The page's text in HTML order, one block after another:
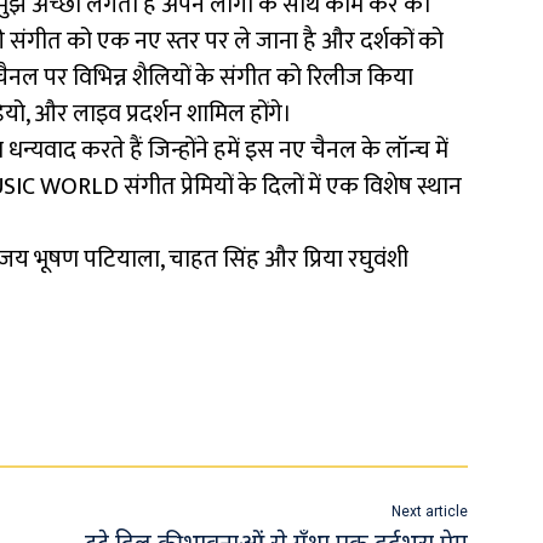
संगीत को एक नए स्तर पर ले जाना है और दर्शकों को
पर विभिन्न शैलियों के संगीत को रिलीज किया
और लाइव प्रदर्शन शामिल होंगे।
धन्यवाद करते हैं जिन्होंने हमें इस नए चैनल के लॉन्च में
WORLD संगीत प्रेमियों के दिलों में एक विशेष स्थान
भूषण पटियाला, चाहत सिंह और प्रिया रघुवंशी
Next article